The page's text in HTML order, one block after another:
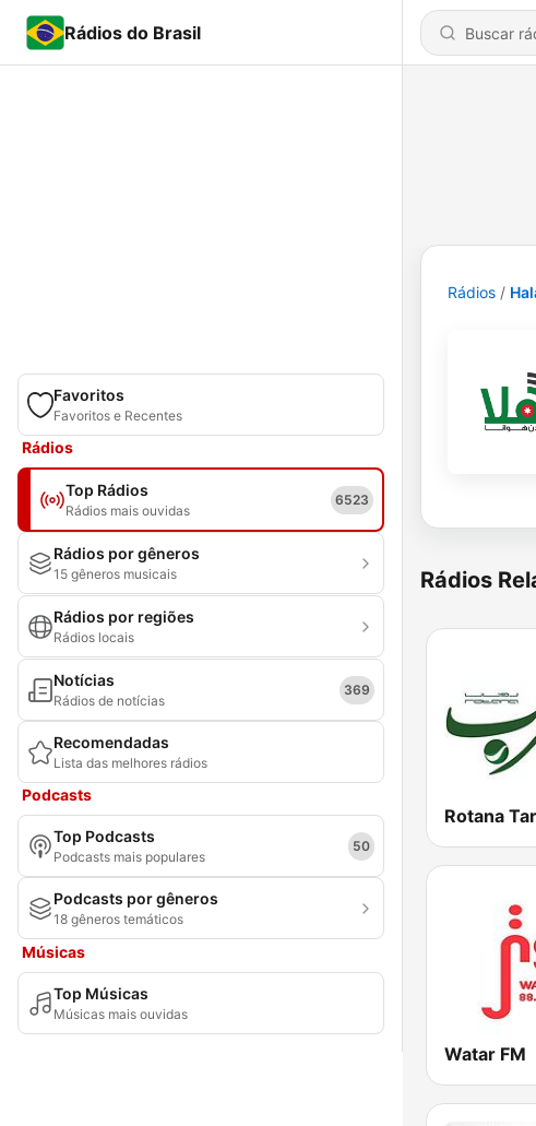
Rádios do Brasil
Favoritos
Favoritos e Recentes
Rádios
Top Rádios
Rádios mais ouvidas
6523
Rádios por gêneros
15 gêneros musicais
Rádios por regiões
Rádios locais
Notícias
Rádios de notícias
369
Recomendadas
Lista das melhores rádios
Podcasts
Top Podcasts
Podcasts mais populares
50
Podcasts por gêneros
18 gêneros temáticos
Músicas
Top Músicas
Músicas mais ouvidas
Rádios
Rádios
Watar FM